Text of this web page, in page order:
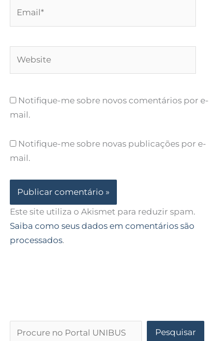
Notifique-me sobre novos comentários por e-
mail.
Notifique-me sobre novas publicações por e-
mail.
Este site utiliza o Akismet para reduzir spam.
Saiba como seus dados em comentários são
processados.
Pesquisar